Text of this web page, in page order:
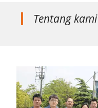
Tentang kami